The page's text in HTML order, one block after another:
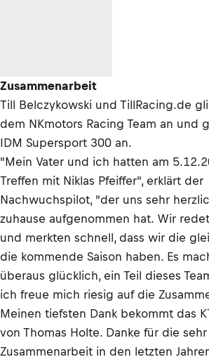
Zusammenarbeit
Till Belczykowski und TillRacing.de
dem NKmotors Racing Team an und
IDM Supersport 300 an.
"Mein Vater und ich hatten am
Treffen mit Niklas Pfeiffer", erklärt der
Nachwuchspilot, "der uns sehr
zuhause aufgenommen hat. Wir
und merkten schnell, dass wir die
die kommende Saison haben. Es
überaus glücklich, ein Teil dieses
ich freue mich riesig auf die
Meinen tiefsten Dank bekommt das
von Thomas Holte. Danke für die
Zusammenarbeit in den letzten